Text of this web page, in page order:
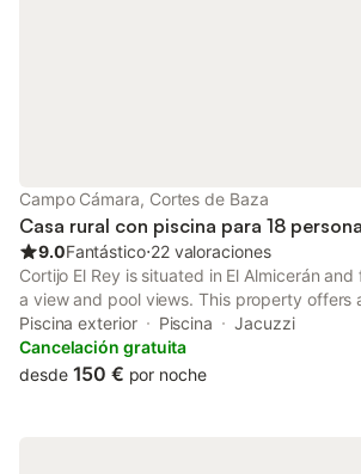
Campo Cámara, Cortes de Baza
Casa rural con piscina para 18
9.0Fantástico⋅22 valoraciones
Cortijo El Rey is situated in El Almicerán
a view and pool views. This property offers
tennis, darts and free private parking. The
family rooms as well as facilities for disabled
Piscina exterior Piscina
Jacuzzi
Cancelación gratuita
desde 150 € por noche